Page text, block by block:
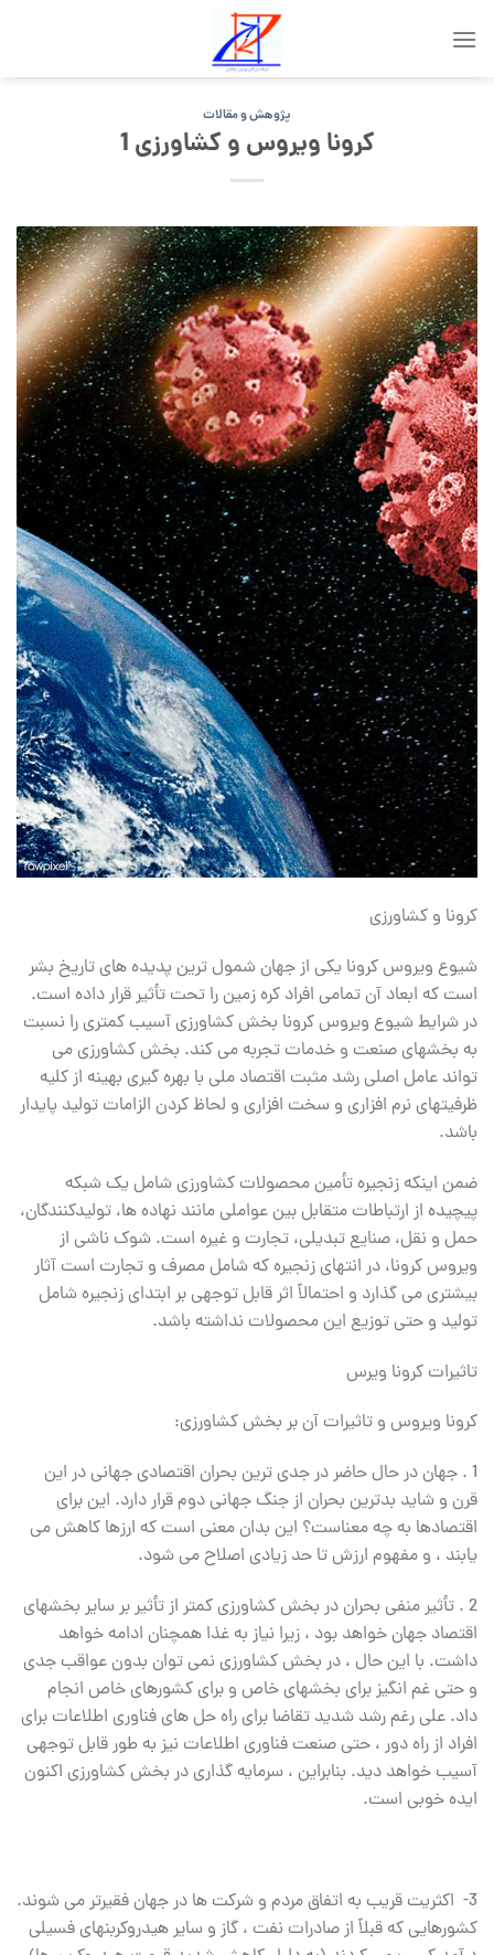
پژوهش و مقالات
کرونا ویروس و کشاورزی 1
کرونا و کشاورزی
شيوع ویروس کرونا یكی از جهان شمول ترین پدیده های تاریخ بشر
است که ابعاد آن تمامی افراد کره زمين را تحت تأثير قرار داده است.
در شرایط شيوع ویروس کرونا بخش کشاورزی آسيب کمتری را نسبت
به بخشهای صنعت و خدمات تجربه می کند. بخش کشاورزی می
تواند عامل اصلی رشد مثبت اقتصاد ملی با بهره گيری بهينه از کليه
ظرفيتهای نرم افزاری و سخت افزاری و لحاظ کردن الزامات توليد پایدار
باشد.
ضمن اینکه زنجيره تأمين محصولات کشاورزی شامل یک شبكه
پيچيده از ارتباطات متقابل بين عواملی مانند نهاده ها، توليدکنندگان،
حمل و نقل، صنایع تبدیلی، تجارت و غيره است. شوک ناشی از
ویروس کرونا، در انتهای زنجيره که شامل مصرف و تجارت است آثار
بيشتری می گذارد و احتمالاً اثر قابل توجهی بر ابتدای زنجيره شامل
توليد و حتی توزیع این محصولات نداشته باشد.
تاثیرات کرونا ویرس
کرونا ویروس و تاثیرات آن بر بخش کشاورزی:
1 . جهان در حال حاضر در جدی ترین بحران اقتصادی جهانی در این
قرن و شاید بدترین بحران از جنگ جهانی دوم قرار دارد. این برای
اقتصادها به چه معناست؟ این بدان معنی است که ارزها کاهش می
یابند ، و مفهوم ارزش تا حد زیادی اصلاح می شود.
2 . تأثیر منفی بحران در بخش کشاورزی کمتر از تأثیر بر سایر بخشهای
اقتصاد جهان خواهد بود ، زیرا نیاز به غذا همچنان ادامه خواهد
داشت. با این حال ، در بخش کشاورزی نمی توان بدون عواقب جدی
و حتی غم انگیز برای بخشهای خاص و برای کشورهای خاص انجام
داد. علی رغم رشد شدید تقاضا برای راه حل های فناوری اطلاعات برای
افراد از راه دور ، حتی صنعت فناوری اطلاعات نیز به طور قابل توجهی
آسیب خواهد دید. بنابراین ، سرمایه گذاری در بخش کشاورزی اکنون
ایده خوبی است.
3- اکثریت قریب به اتفاق مردم و شرکت ها در جهان فقیرتر می شوند.
کشورهایی که قبلاً از صادرات نفت ، گاز و سایر هیدروکربنهای فسیلی